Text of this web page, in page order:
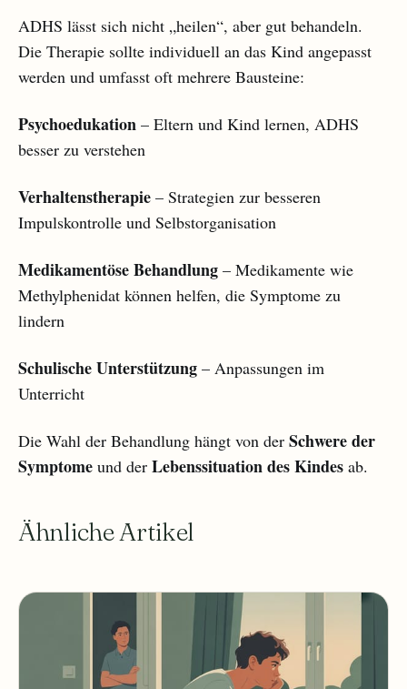
ADHS lässt sich nicht „heilen“, aber gut behandeln.
Die Therapie sollte individuell an das Kind angepasst
werden und umfasst oft mehrere Bausteine:
Psychoedukation – Eltern und Kind lernen, ADHS
besser zu verstehen
Verhaltenstherapie – Strategien zur besseren
Impulskontrolle und Selbstorganisation
Medikamentöse Behandlung – Medikamente wie
Methylphenidat können helfen, die Symptome zu
lindern
Schulische Unterstützung – Anpassungen im
Unterricht
Die Wahl der Behandlung hängt von der Schwere der
Symptome und der Lebenssituation des Kindes ab.
Ähnliche Artikel